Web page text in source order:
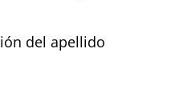
del apellido